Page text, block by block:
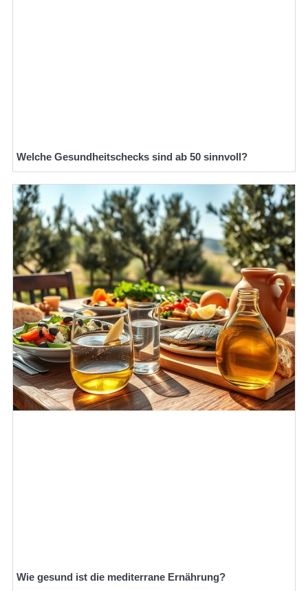
Welche Gesundheitschecks sind ab 50 sinnvoll?
Wie gesund ist die mediterrane Ernährung?